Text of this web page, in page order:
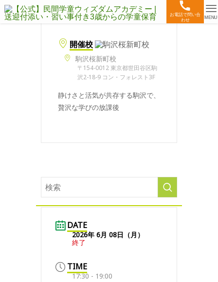
お電話で問い合
わせ
MENU
開催校
駒沢桜新町校
〒154-0012 東京都世田谷区駒
沢2-18-9 コン・フォレスト3F
静けさと活気が共存する駒沢で、
贅沢な学びの放課後
DATE
2026年 6月 08日（月）
終了
TIME
17:30 - 19:00